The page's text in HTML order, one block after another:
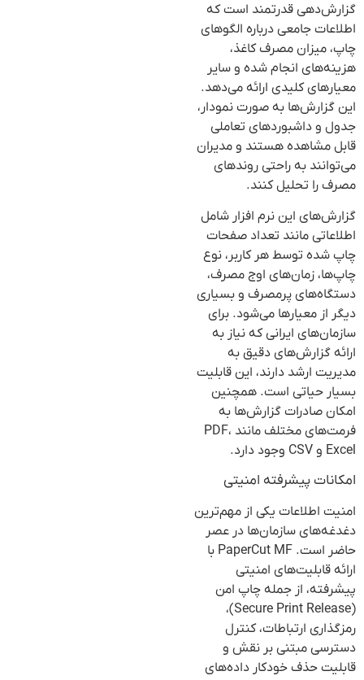
گزارش‌دهی قدرتمند است که
اطلاعات جامعی درباره الگوهای
چاپ، میزان مصرف کاغذ،
هزینه‌های انجام شده و سایر
معیارهای کلیدی ارائه می‌دهد.
این گزارش‌ها به صورت نمودار،
جدول و داشبوردهای تعاملی
قابل مشاهده هستند و مدیران
می‌توانند به راحتی روندهای
مصرف را تحلیل کنند.
گزارش‌های این نرم افزار شامل
اطلاعاتی مانند تعداد صفحات
چاپ شده توسط هر کاربر، نوع
چاپ‌ها، زمان‌های اوج مصرف،
دستگاه‌های پرمصرف و بسیاری
دیگر از معیارها می‌شود. برای
سازمان‌های ایرانی که نیاز به
ارائه گزارش‌های دقیق به
مدیریت ارشد دارند، این قابلیت
بسیار حیاتی است. همچنین
امکان صادرات گزارش‌ها به
فرمت‌های مختلف مانند PDF،
Excel و CSV وجود دارد.
امکانات پیشرفته امنیتی
امنیت اطلاعات یکی از مهم‌ترین
دغدغه‌های سازمان‌ها در عصر
حاضر است. PaperCut MF با
ارائه قابلیت‌های امنیتی
پیشرفته، از جمله چاپ امن
(Secure Print Release)،
رمزگذاری ارتباطات، کنترل
دسترسی مبتنی بر نقش و
قابلیت حذف خودکار داده‌های